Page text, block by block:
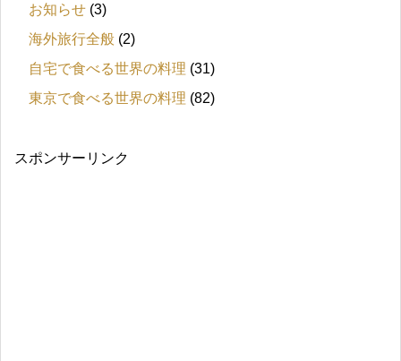
お知らせ (3)
海外旅行全般 (2)
自宅で食べる世界の料理 (31)
東京で食べる世界の料理 (82)
スポンサーリンク